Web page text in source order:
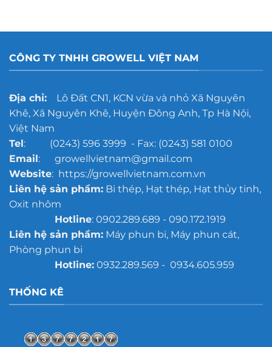
CÔNG TY TNHH GROWELL VIỆT NAM
Địa chỉ:Lô Đất CN1, KCN vừa và nhỏ Xã Nguyên
Khê, Xã Nguyên Khê, Huyện Đông Anh, Tp Hà Nội,
Việt Nam
Tel: (0243) 596 3999 - Fax: (0243) 581 0100
Email: growellvietnam@gmail.com
Website: https://growellvietnam.com.vn
Liên hệ sản phẩm:Bi thép, Hạt thép, Hạt thủy tinh,
Oxit nhôm
Hotline: 0902.289.689 - 090.172.1919
Liên hệ sản phẩm:Máy phun bi, Máy phun cát,
Phòng phun bi
Hotline:0932.289.569 - 0934.605.959
THỐNG KÊ